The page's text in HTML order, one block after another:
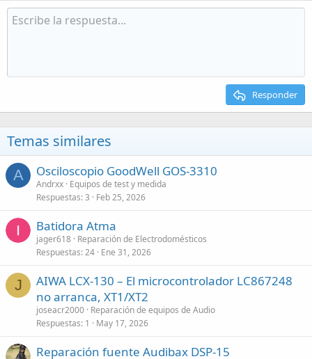
Responder
Temas similares
A Osciloscopio GoodWell GOS-3310
Andrxx Equipos de test y medida
Respuestas 3 Feb 25, 2026
Batidora Atma
jager618 Reparación de Electrodomésticos
Respuestas 24 Ene 31, 2026
J
AIWA LCX-130 – El microcontrolador LC867248
no arranca, XT1/XT2
joseacr2000 Reparación de equipos de Audio
Respuestas 1 May 17, 2026
Reparación fuente Audibax DSP-15